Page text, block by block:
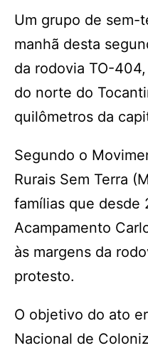
Um grupo de sem-
manhã desta
da rodovia TO-
do norte do
quilômetros da
Segundo o
Rurais Sem Terra
famílias que desde
Acampamento
às margens da
protesto.
O objetivo do ato
Nacional de